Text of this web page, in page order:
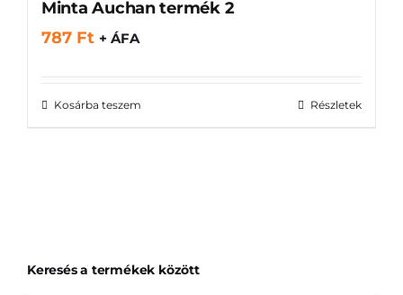
Minta Auchan termék 2
787 Ft + ÁFA
Kosárba teszem Részletek
Keresés a termékek között